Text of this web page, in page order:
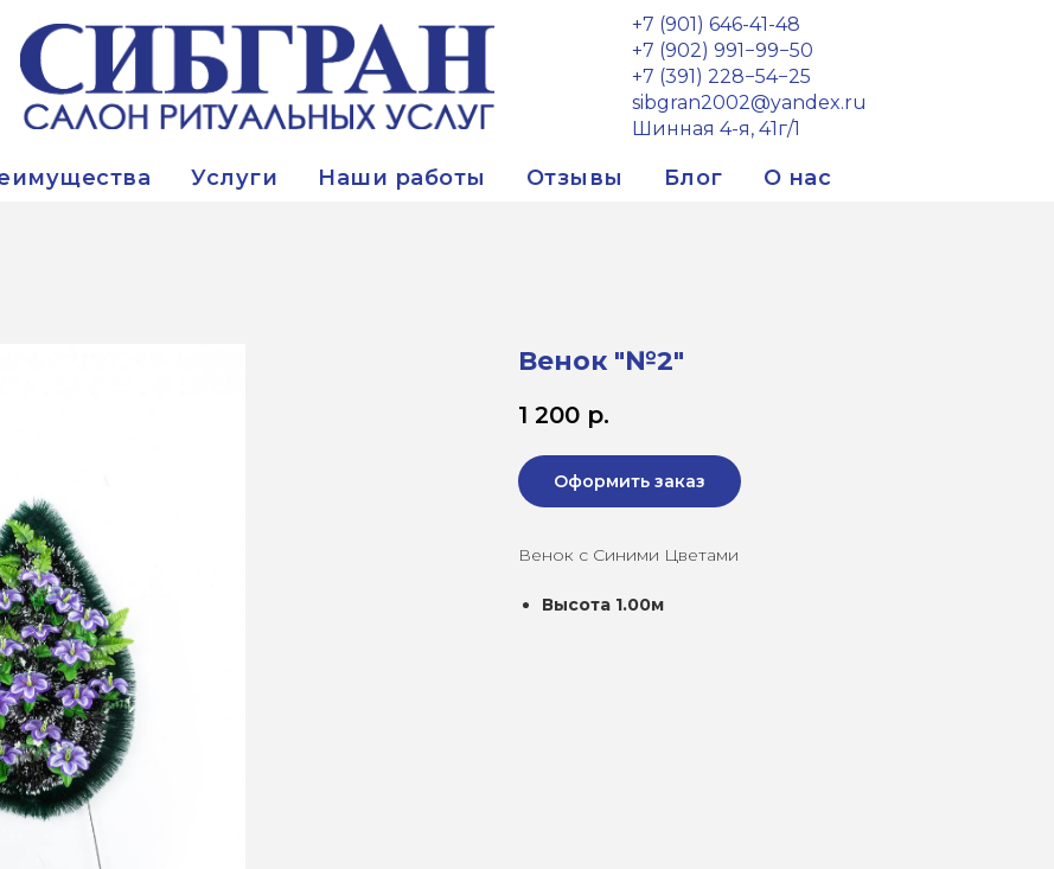
+7 (901) 646-41-48
+7 (902) 991−99−50
+7 (391) 228−54−25
sibgran2002@yandex.ru
Шинная 4-я, 41г/1
Услуги Наши работы Отзывы Блог О нас
Венок "№2"
1 200 р.
Оформить заказ
Венок с Синими Цветами
Высота 1.00м